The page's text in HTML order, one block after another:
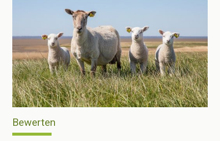
Bewerten